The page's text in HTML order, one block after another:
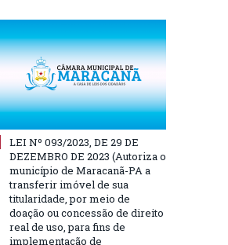
LEI Nº 093/2023, DE 29 DE
DEZEMBRO DE 2023 (Autoriza o
município de Maracanã-PA a
transferir imóvel de sua
titularidade, por meio de
doação ou concessão de direito
real de uso, para fins de
implementação de